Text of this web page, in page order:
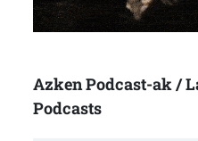
Azken Podcast-ak /
Podcasts